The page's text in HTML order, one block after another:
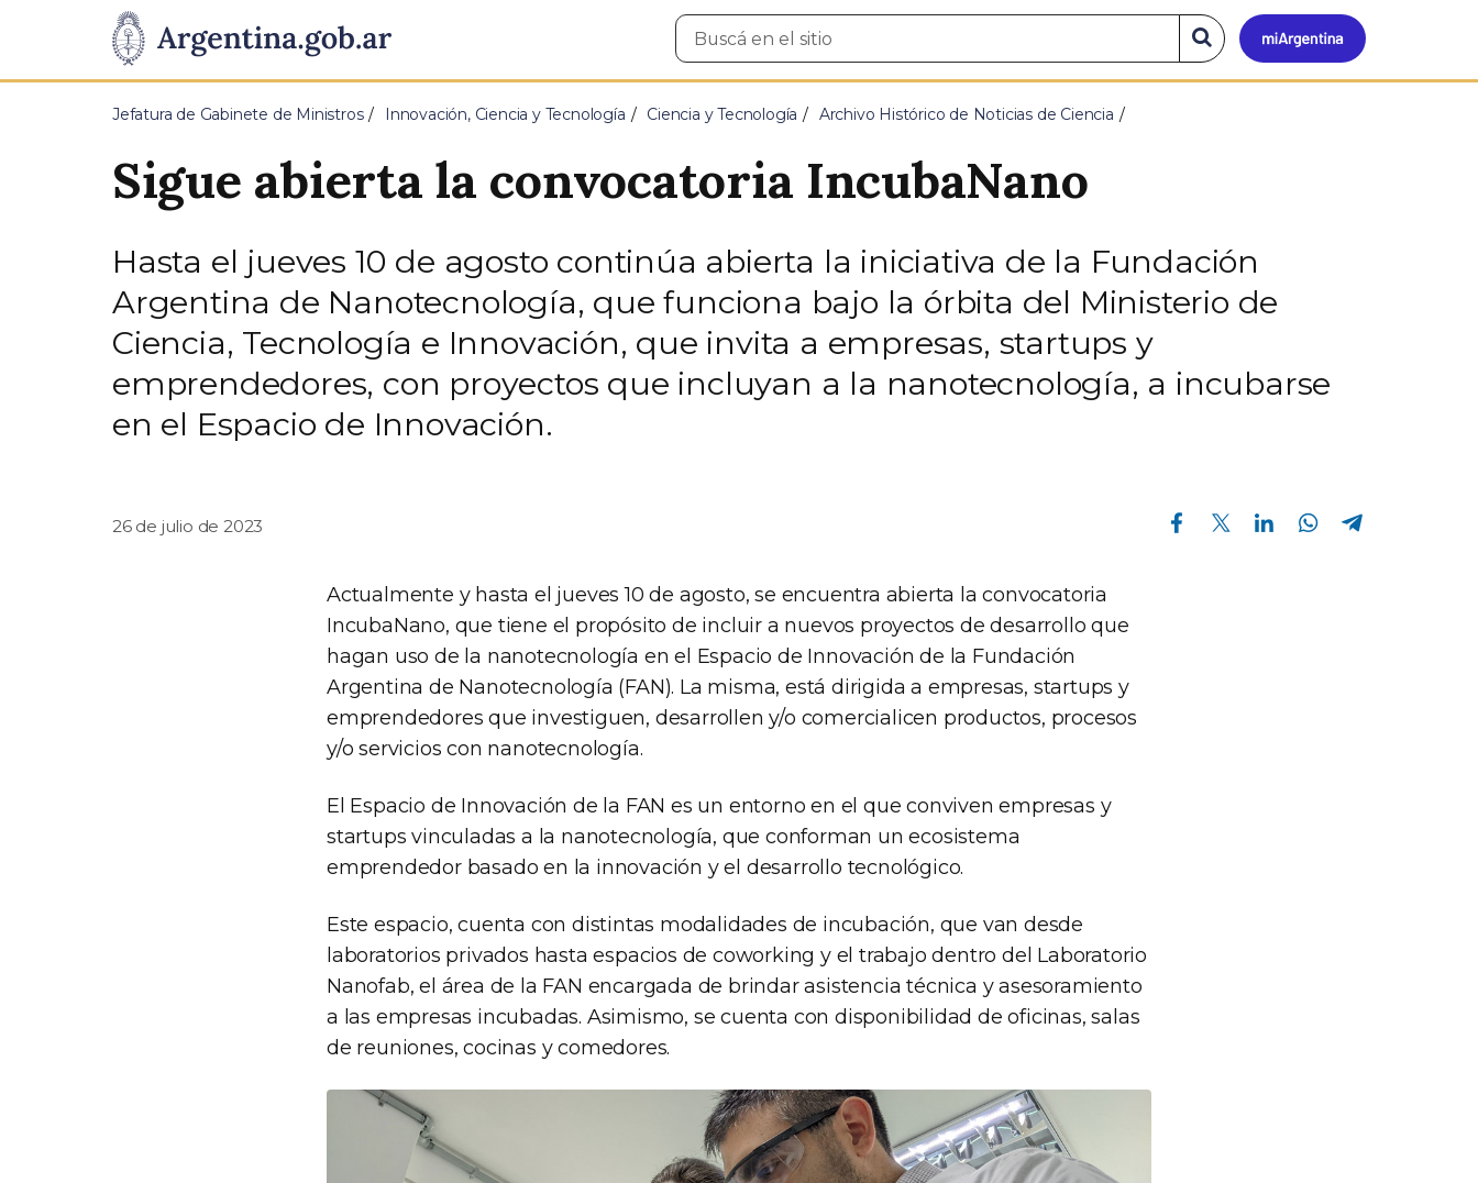
Presidencia
de
Pasar al contenido principal
Mi
Buscar
en
Buscar
en
el
Jefatura de Gabinete de Ministros Innovación, Ciencia y Tecnología Ciencia y Tecnología Archivo Histórico de Noticias de Ciencia
Sigue abierta la convocatoria IncubaNano
Hasta el jueves 10 de agosto continúa abierta la iniciativa de la Fundación
Argentina de Nanotecnología, que funciona bajo la órbita del Ministerio de
Ciencia, Tecnología e Innovación, que invita a empresas, startups y
emprendedores, con proyectos que incluyan a la nanotecnología, a incubarse
en el Espacio de Innovación.
26 de julio de 2023
Compartir en Facebook Compartir en Twitter Compartir en Linkedin Compartir en Whatsapp
Actualmente y hasta el jueves 10 de agosto, se encuentra abierta la convocatoria
IncubaNano, que tiene el propósito de incluir a nuevos proyectos de desarrollo que
hagan uso de la nanotecnología en el Espacio de Innovación de la Fundación
Argentina de Nanotecnología (FAN). La misma, está dirigida a empresas, startups y
emprendedores que investiguen, desarrollen y/o comercialicen productos, procesos
y/o servicios con nanotecnología.
El Espacio de Innovación de la FAN es un entorno en el que conviven empresas y
startups vinculadas a la nanotecnología, que conforman un ecosistema
emprendedor basado en la innovación y el desarrollo tecnológico.
Este espacio, cuenta con distintas modalidades de incubación, que van desde
laboratorios privados hasta espacios de coworking y el trabajo dentro del Laboratorio
Nanofab, el área de la FAN encargada de brindar asistencia técnica y asesoramiento
a las empresas incubadas. Asimismo, se cuenta con disponibilidad de oficinas, salas
de reuniones, cocinas y comedores.